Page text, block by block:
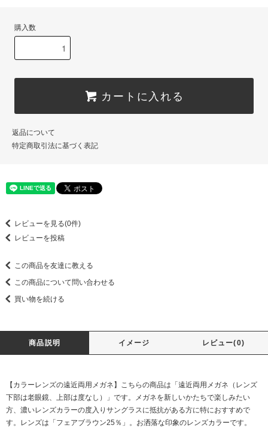
購入数
カートに入れる
返品について
特定商取引法に基づく表記
レビューを見る(0件)
レビューを投稿
この商品を友達に教える
この商品について問い合わせる
買い物を続ける
商品説明 イメージ レビュー(0)
【カラーレンズの遠近両用メガネ】こちらの商品は「遠近両用メガネ（レンズ
下部は老眼鏡、上部は度なし）」です。メガネを新しいかたちで楽しみたい
方、濃いレンズカラーの度入りサングラスに抵抗がある方に特におすすめで
す。レンズは「フェアブラウン25％」。お洒落な印象のレンズカラーです。